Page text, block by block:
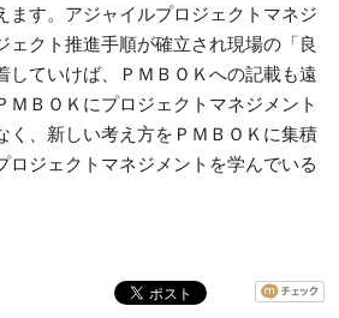
ます。アジャイルプロジェクトマネジ
ェクト推進手順が確立され現場の「良
していけば、ＰＭＢＯＫへの記載も遠
ＭＢＯＫにプロジェクトマネジメント
く、新しい考え方をＰＭＢＯＫに集積
ロジェクトマネジメントを学んでいる